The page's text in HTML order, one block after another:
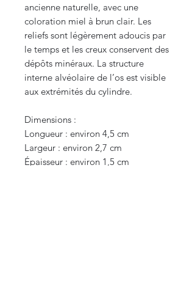
ancienne naturelle, avec une
coloration miel à brun clair. Les
reliefs sont légèrement adoucis par
le temps et les creux conservent des
dépôts minéraux. La structure
interne alvéolaire de l’os est visible
aux extrémités du cylindre.
Dimensions :
Longueur : environ 4,5 cm
Largeur : environ 2,7 cm
Épaisseur : environ 1,5 cm